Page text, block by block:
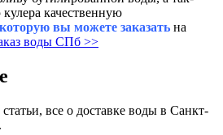
качественную
вы можете заказать на
воды СПб >>
все о доставке воды в Санкт-